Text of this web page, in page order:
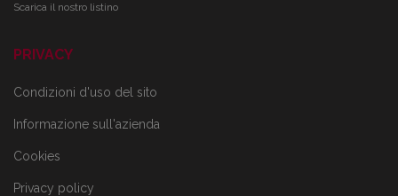
Scarica il nostro listino
PRIVACY
Condizioni d'uso del sito
Informazione sull'azienda
Cookies
Privacy policy